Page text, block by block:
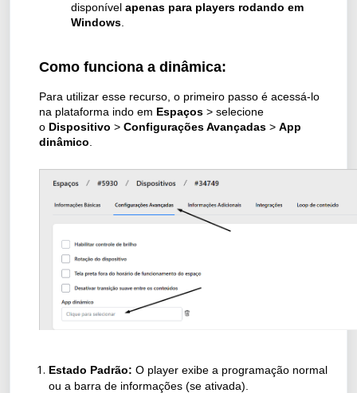
disponível apenas para players rodando em
Windows
Como funciona a dinâmica:
Para utilizar esse recurso, o primeiro passo é acessá-lo
na plataforma indo em Espaços > selecione
o Dispositivo > Configurações Avançadas > App
dinâmico
Estado Padrão: O player exibe a programação normal
ou a barra de informações (se ativada).